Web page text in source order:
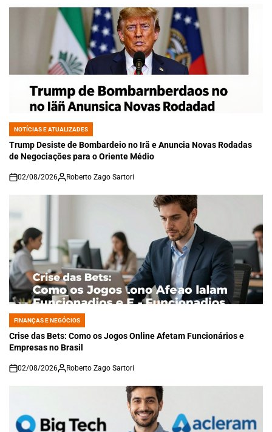
POSTED
IN
NOTÍCIAS E ATUALIZADES
Trump Desiste de Bombardeio no Irã e Anuncia Novas Rodadas
de Negociações para o Oriente Médio
on
02/08/2026 Roberto Zago Sartori
POSTED
IN
FINANÇAS E NEGÓCIOS
Crise das Bets: Como os Jogos Online Afetam Funcionários e
Empresas no Brasil
on
02/08/2026 Roberto Zago Sartori